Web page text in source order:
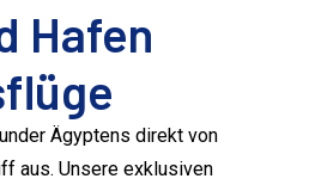
Hafen
Ägyptens direkt von
aus. Unsere exklusiven